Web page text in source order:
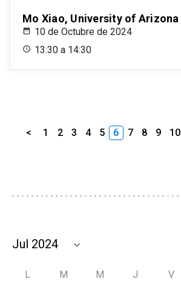
Mo Xiao, University of Arizona
10 de Octubre de 2024
13:30 a 14:30
< 1 2 3 4 5 6 7 8 9 10
L M M J V